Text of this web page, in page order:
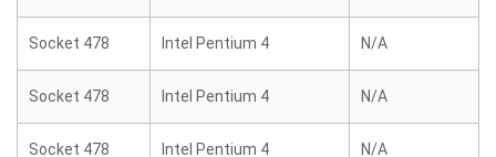
Socket 478 Intel Pentium 4 N/A
Socket 478 Intel Pentium 4 N/A
Socket 478 Intel Pentium 4 N/A